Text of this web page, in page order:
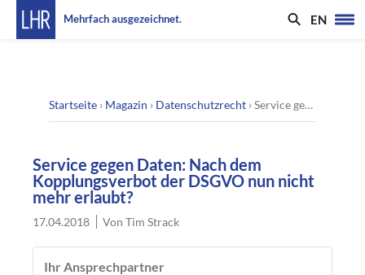
Mehrfach ausgezeichnet. EN
Startseite › Magazin › Datenschutzrecht ›Service gegen Daten: Nach dem Kopplungsverbot der DSGVO nun nicht mehr erlaubt?
Service gegen Daten: Nach dem
Kopplungsverbot der DSGVO nun nicht
mehr erlaubt?
17.04.2018 VonTim Strack
Ihr Ansprechpartner